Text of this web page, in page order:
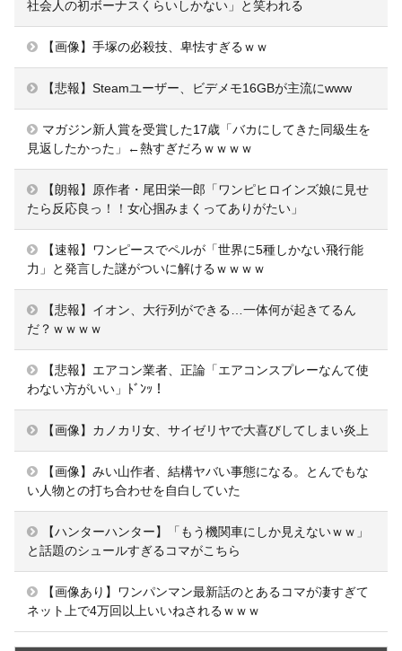
社会人の初ボーナスくらいしかない」と笑われる
【画像】手塚の必殺技、卑怯すぎるｗｗ
【悲報】Steamユーザー、ビデメモ16GBが主流にwww
マガジン新人賞を受賞した17歳「バカにしてきた同級生を
見返したかった」←熱すぎだろｗｗｗｗ
【朗報】原作者・尾田栄一郎「ワンピヒロインズ娘に見せ
たら反応良っ！！女心掴みまくってありがたい」
【速報】ワンピースでペルが「世界に5種しかない飛行能
力」と発言した謎がついに解けるｗｗｗｗ
【悲報】イオン、大行列ができる…一体何が起きてるん
だ？ｗｗｗｗ
【悲報】エアコン業者、正論「エアコンスプレーなんて使
わない方がいい」ﾄﾞﾝｯ！
【画像】カノカリ女、サイゼリヤで大喜びしてしまい炎上
【画像】みい山作者、結構ヤバい事態になる。とんでもな
い人物との打ち合わせを自白していた
【ハンターハンター】「もう機関車にしか見えないｗｗ」
と話題のシュールすぎるコマがこちら
【画像あり】ワンパンマン最新話のとあるコマが凄すぎて
ネット上で4万回以上いいねされるｗｗｗ